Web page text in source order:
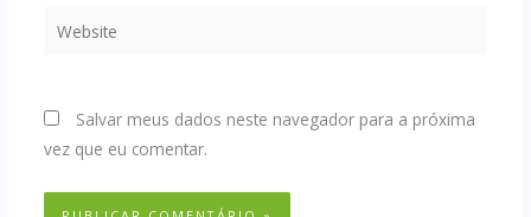
Website
Salvar meus dados neste navegador para a próxima
vez que eu comentar.